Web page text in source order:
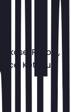
Rucola,
Ketchup